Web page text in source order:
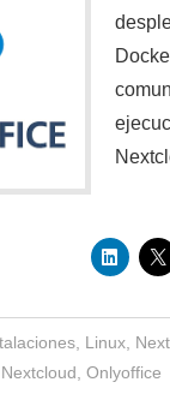
Linux
Nextcloud Onlyoffice